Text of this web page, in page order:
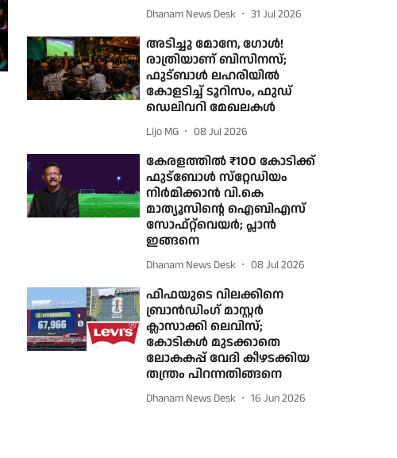
Dhanam News Desk 31 Jul 2026
അടിച്ചു മോനേ, ഗോള്‍!
രാത്രിയാണ് ബിസിനസ്;
ഫുട്ബാള്‍ ലഹരിയില്‍
കോളടിച്ച് ടൂറിസം, ഫുഡ്
ഡെലിവറി മേഖലകള്‍
Lijo MG 08 Jul 2026
കേരളത്തില്‍ ₹100 കോടിക്ക്
ഫുട്‌ബോള്‍ സ്‌റ്റേഡിയം
നിര്‍മിക്കാന്‍ വി.കെ
മാത്യൂസിന്റെ ഐബിഎസ്
സോഫ്റ്റ്‌വെയര്‍; പ്ലാന്‍
ഇങ്ങനെ
Dhanam News Desk 08 Jul 2026
ഫിഫയുടെ വിലക്കിനെ
ബ്രാന്‍ഡിംഗ് മാസ്റ്റര്‍
ക്ലാസാക്കി ലെവിസ്;
കോടികള്‍ മുടക്കാതെ
ലോകകപ്പ് വേദി കീഴടക്കിയ
തന്ത്രം പിറന്നതിങ്ങനെ
Dhanam News Desk 16 Jun 2026